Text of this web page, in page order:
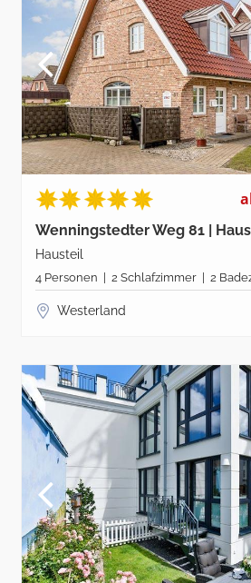
Wenningstedter Weg 81 |
Hausteil
4 Personen | 2 Schlafzimmer | 2
Westerland